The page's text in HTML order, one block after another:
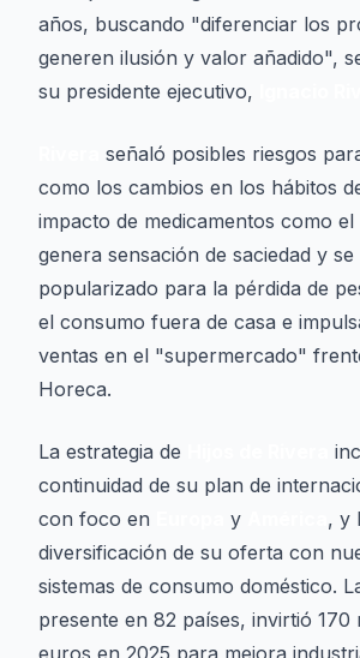
años, buscando "diferenciar los
generen ilusión y valor añadido",
su presidente ejecutivo,
señaló posibles riesgos
como los cambios en los hábitos
impacto de medicamentos como el
genera sensación de saciedad y se
popularizado para la pérdida de
el consumo fuera de casa e
ventas en el "supermercado"
Horeca.
La estrategia de
continuidad de su plan de
con foco en
y
, y
diversificación de su oferta con
sistemas de consumo doméstico.
presente en 82 países, invirtió 170
euros en 2025 para mejora